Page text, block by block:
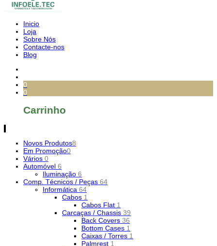
Inicio
Loja
Sobre Nós
Contacte-nos
Blog
0
0
Carrinho
Novos Produtos8
Em Promoção0
Vários 0
Automóvel 6
Iluminação 6
Comp. Técnicos / Peças 64
Informática 64
Cabos 1
Cabos Flat 1
Carcaças / Chassis 39
Back Covers 36
Bottom Cases 1
Caixas / Torres 1
Palmrest 1